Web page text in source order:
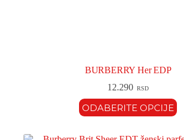
BURBERRY Her EDP
12.290 RSD
ODABERITE OPCIJE